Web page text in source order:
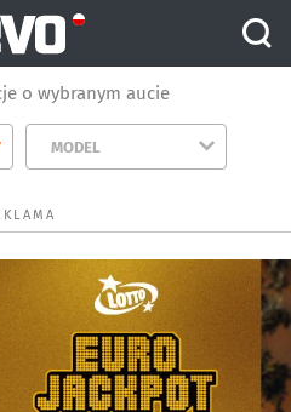
o wybranym aucie
MODEL